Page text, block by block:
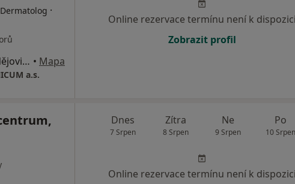
·
Matice školské 1786/17, České Budějovice • Mapa
a.s.
Online rezervace termínu není k dispozici
Zobrazit profil
Dnes
7 Srpen
Zítra
8 Srpen
Ne
9 Srpen
Po
10 Srpen
Online rezervace termínu není k dispozici